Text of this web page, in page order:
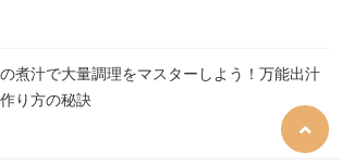
煮汁で大量調理をマスターしよう！万能出汁
り方の秘訣